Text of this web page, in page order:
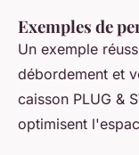
Exemples de
Un exemple
débordement et
caisson PLUG &
optimisent